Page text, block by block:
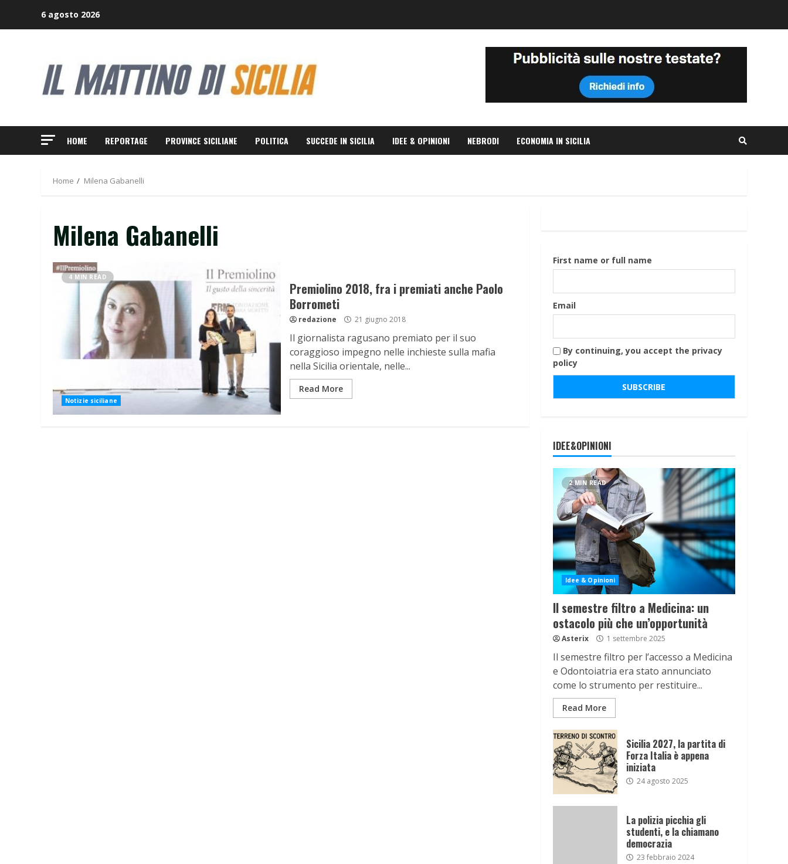
6 agosto 2026
HOME REPORTAGE PROVINCE SICILIANE POLITICA SUCCEDE IN SICILIA IDEE & OPINIONI NEBRODI ECONOMIA IN SICILIA
Home Milena Gabanelli
Milena Gabanelli
4 MIN READ
Notizie siciliane
Premiolino 2018, fra i premiati anche Paolo
Borrometi
redazione 21 giugno 2018
Il giornalista ragusano premiato per il suo
coraggioso impegno nelle inchieste sulla mafia
nella Sicilia orientale, nelle...
Read More
First name or full name
Email
By continuing, you accept the privacy
policy
IDEE&OPINIONI
2 MIN READ
Idee & Opinioni
Il semestre filtro a Medicina: un
ostacolo più che un’opportunità
Asterix 1 settembre 2025
Il semestre filtro per l’accesso a Medicina
e Odontoiatria era stato annunciato
come lo strumento per restituire...
Read More
Sicilia 2027, la partita di
Forza Italia è appena
iniziata
24 agosto 2025
La polizia picchia gli
studenti, e la chiamano
democrazia
23 febbraio 2024